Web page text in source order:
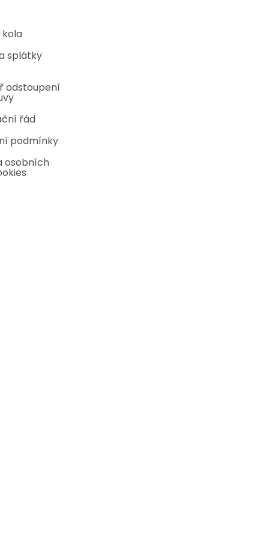
kola
splátky
odstoupení
řád
podmínky
osobních